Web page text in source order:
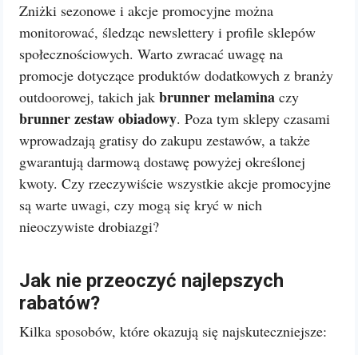
Zniżki sezonowe i akcje promocyjne można
monitorować, śledząc newslettery i profile sklepów
społecznościowych. Warto zwracać uwagę na
promocje dotyczące produktów dodatkowych z branży
outdoorowej, takich jak brunner melamina czy
brunner zestaw obiadowy. Poza tym sklepy czasami
wprowadzają gratisy do zakupu zestawów, a także
gwarantują darmową dostawę powyżej określonej
kwoty. Czy rzeczywiście wszystkie akcje promocyjne
są warte uwagi, czy mogą się kryć w nich
nieoczywiste drobiazgi?
Jak nie przeoczyć najlepszych
rabatów?
Kilka sposobów, które okazują się najskuteczniejsze: